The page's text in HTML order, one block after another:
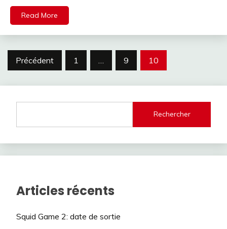
Read More
Navigation
Précédent 1 9 10
Rechercher
Articles récents
Squid Game 2: date de sortie